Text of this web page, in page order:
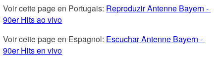
Voir cette page en Portugais: Reproduzir Antenne Bayern -
90er Hits ao vivo
Voir cette page en Espagnol: Escuchar Antenne Bayern -
90er Hits en vivo